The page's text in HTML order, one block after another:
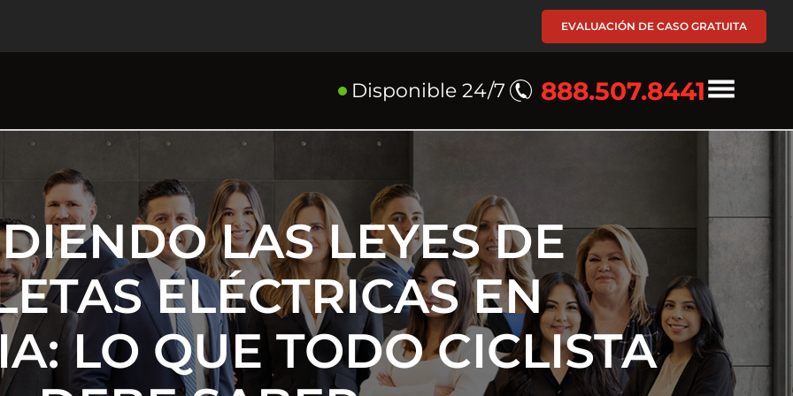
EVALUACIÓN DE CASO GRATUITA
Disponible 24/7 888.507.8441
LAS LEYES DE
ELÉCTRICAS EN
LO QUE TODO CICLISTA